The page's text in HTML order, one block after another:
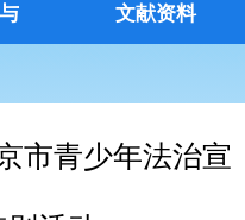
文献资料
市青少年法治宣